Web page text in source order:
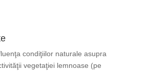
condiţiilor naturale asupra
vegetaţiei lemnoase (pe